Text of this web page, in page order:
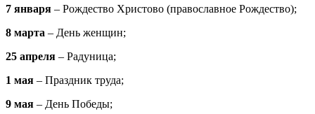
7 января – Рождество Христово (православное Рождество);
8 марта – День женщин;
25 апреля – Радуница;
1 мая – Праздник труда;
9 мая – День Победы;